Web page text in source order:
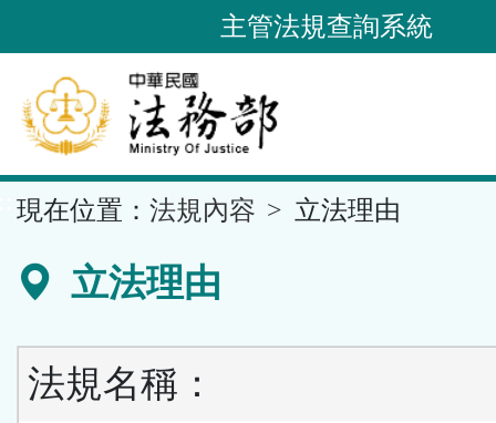
到
要
內
容
區
主管法規查詢系統
現在位置： 法規內容 立法理由
立法理由
法規名稱：